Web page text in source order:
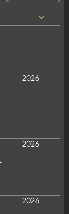
2026
2026
2026